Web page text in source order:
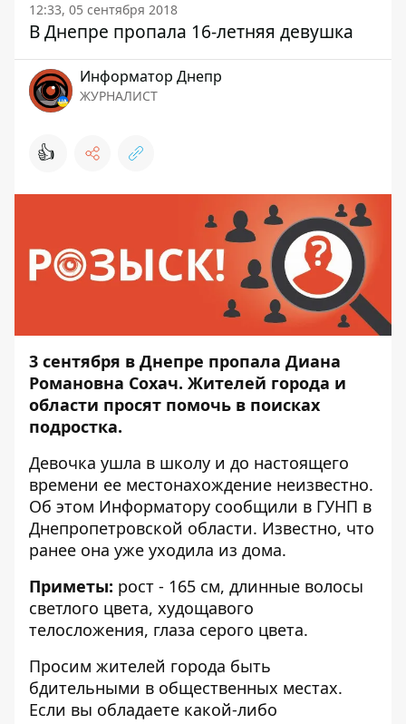
12:33, 05 сентября 2018
В Днепре пропала 16-летняя девушка
Информатор Днепр
ЖУРНАЛИСТ
👍
3 сентября в Днепре пропала Диана
Романовна Сохач. Жителей города и
области просят помочь в поисках
подростка.
Девочка ушла в школу и до настоящего
времени ее местонахождение неизвестно.
Об этом Информатору сообщили в ГУНП в
Днепропетровской области. Известно, что
ранее она уже уходила из дома.
Приметы: рост - 165 см, длинные волосы
светлого цвета, худощавого
телосложения, глаза серого цвета.
Просим жителей города быть
бдительными в общественных местах.
Если вы обладаете какой-либо